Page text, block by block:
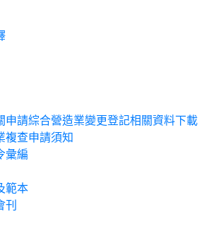
申請綜合營造業變更登記相關資料下載
複查申請須知
彙編
範本
刊